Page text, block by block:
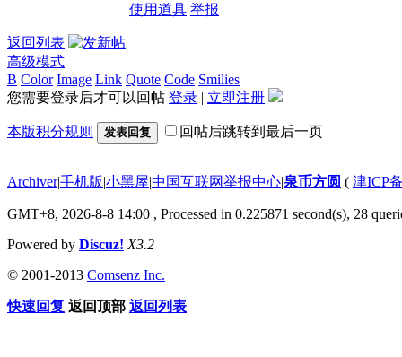
使用道具 举报
返回列表
高级模式
B Color Image Link Quote Code Smilies
您需要登录后才可以回帖 登录 | 立即注册
本版积分规则 发表回复 回帖后跳转到最后一页
Archiver|手机版|小黑屋|中国互联网举报中心|泉币方圆 ( 津ICP
GMT+8, 2026-8-8 14:00 , Processed in 0.225871 second(s), 28
Powered by Discuz! X3.2
© 2001-2013 Comsenz Inc.
快速回复 返回顶部 返回列表